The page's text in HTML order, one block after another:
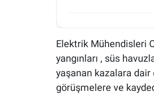
Elektrik Mühendisleri
yangınları , süs
yaşanan kazalara
görüşmelere ve